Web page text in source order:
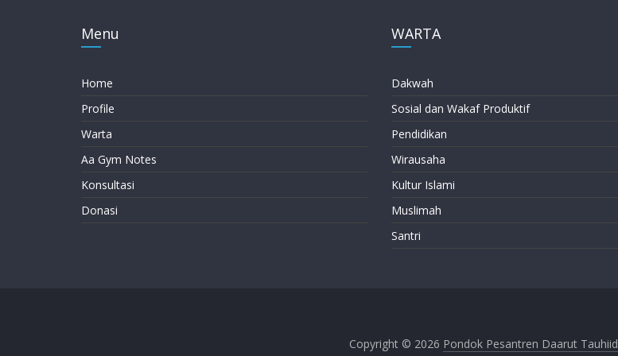
Menu
Home
Profile
Warta
Aa Gym Notes
Konsultasi
Donasi
WARTA
Dakwah
Sosial dan Wakaf Produktif
Pendidikan
Wirausaha
Kultur Islami
Muslimah
Santri
Copyright © 2026 Pondok Pesantren Daarut Tauhiid